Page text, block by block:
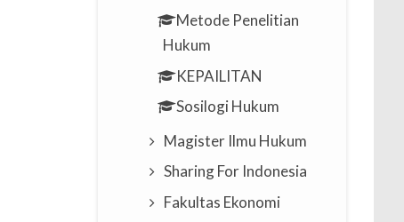
Metode Penelitian
Hukum
KEPAILITAN
Sosilogi Hukum
Magister Ilmu Hukum
Sharing For Indonesia
Fakultas Ekonomi